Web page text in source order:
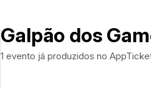
Galpão dos
1 evento já produzidos no